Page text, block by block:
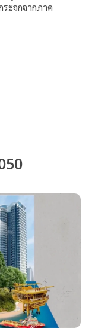
ะจกจากภาค